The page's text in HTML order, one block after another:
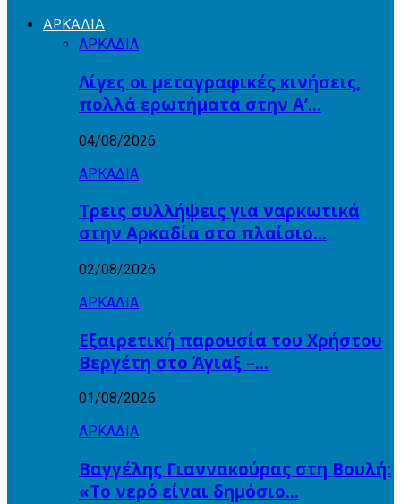
ΑΡΚΑΔΙΑ
ΑΡΚΑΔΙΑ
Λίγες οι μεταγραφικές κινήσεις,
πολλά ερωτήματα στην Α’…
04/08/2026
ΑΡΚΑΔΙΑ
Τρεις συλλήψεις για ναρκωτικά
στην Αρκαδία στο πλαίσιο…
02/08/2026
ΑΡΚΑΔΙΑ
Εξαιρετική παρουσία του Χρήστου
Βεργέτη στο Άγιαξ –…
01/08/2026
ΑΡΚΑΔΙΑ
Βαγγέλης Γιαννακούρας στη Βουλή:
«Το νερό είναι δημόσιο…